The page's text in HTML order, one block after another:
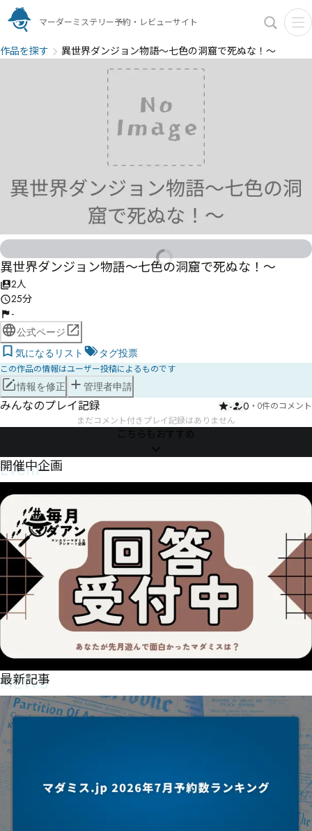
マーダーミステリー予約・レビューサイト
作品を探す 異世界ダンジョン物語～七色の洞窟で死ぬな！～
異世界ダンジョン物語～七色の洞窟で死ぬな！～
2人
25分
-
公式ページ
気になるリスト
タグ投票
この作品の情報はユーザー投稿によるものです
情報を修正 管理者申請
みんなのプレイ記録 - 0 ・ 0件のコメント
まだコメント付きプレイ記録はありません
こちらもおすすめ
Event
開催中企画
NEWS
最新記事